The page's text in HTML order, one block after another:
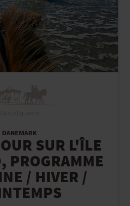
DANEMARK
SUR L'ÎLE
PROGRAMME
/ HIVER /